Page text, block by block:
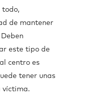
todo,
de mantener
este tipo de
centro es
tener unas
víctima.